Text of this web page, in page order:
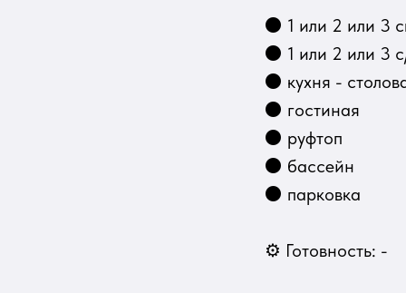
⚫ 1 или 2 или 3
⚫ 1 или 2 или 3
⚫ кухня -
⚫ гостиная
⚫ руфтоп
⚫ бассейн
⚫ парковка
⚙ Готовность: -